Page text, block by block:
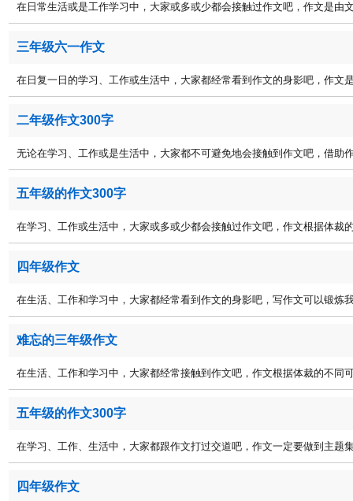
在日常生活或是工作学习中，大家或多或少都会接触过作文吧，作文是
三年级六一作文
在日复一日的学习、工作或生活中，大家都经常看到作文的身影吧，作
二年级作文300字
无论在学习、工作或是生活中，大家都不可避免地会接触到作文吧，借
五年级的作文300字
在学习、工作或生活中，大家或多或少都会接触过作文吧，作文根据体
四年级作文
在生活、工作和学习中，大家都经常看到作文的身影吧，写作文可以锻
难忘的三年级作文
在生活、工作和学习中，大家都经常接触到作文吧，作文根据体裁的不
五年级的作文300字
在学习、工作、生活中，大家都跟作文打过交道吧，作文一定要做到主
四年级作文